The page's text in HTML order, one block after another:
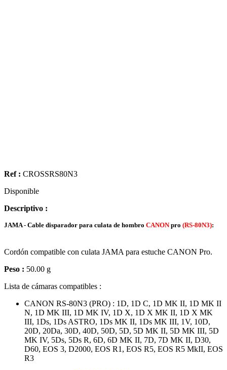
Ref : CROSSRS80N3
Disponible
Descriptivo :
JAMA - Cable disparador para culata de hombro CANONpro (RS-80N3):
Cordón compatible con culata JAMA para estuche CANON Pro.
Peso : 50.00 g
Lista de cámaras compatibles :
CANON RS-80N3 (PRO) : 1D, 1D C, 1D MK II, 1D MK II
N, 1D MK III, 1D MK IV, 1D X, 1D X MK II, 1D X MK
III, 1Ds, 1Ds ASTRO, 1Ds MK II, 1Ds MK III, 1V, 10D,
20D, 20Da, 30D, 40D, 50D, 5D, 5D MK II, 5D MK III, 5D
MK IV, 5Ds, 5Ds R, 6D, 6D MK II, 7D, 7D MK II, D30,
D60, EOS 3, D2000, EOS R1, EOS R5, EOS R5 MkII, EOS
R3